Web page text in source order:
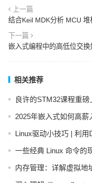
上一篇
结合Keil MDK分析 MCU 堆
下一篇
嵌入式编程中的高低位交换
相关推荐
良许的STM32课程重磅
2025年嵌入式如何高薪
Linux驱动小技巧 | 利
一些经典 Linux 命令的
内存管理：详解虚拟地